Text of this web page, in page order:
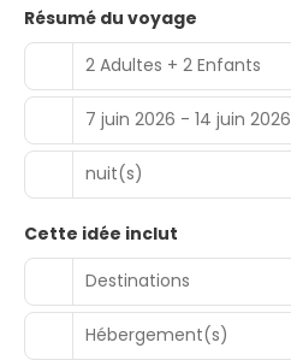
Résumé du voyage
2 Adultes + 2 Enfants
7 juin 2026 - 14 juin 2026
nuit(s)
Cette idée inclut
Destinations
Hébergement(s)